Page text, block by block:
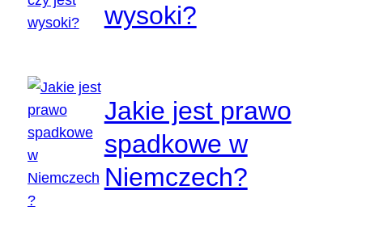
wysoki?
Jakie jest prawo
spadkowe w
Niemczech?